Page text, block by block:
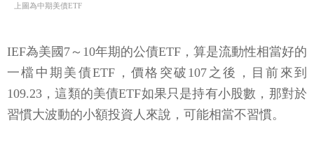
上圖為中期美債ETF
IEF為美國7～10年期的公債ETF，算是流動性相當好的
一檔中期美債ETF，價格突破107之後，目前來到
109.23，這類的美債ETF如果只是持有小股數，那對於
習慣大波動的小額投資人來說，可能相當不習慣。